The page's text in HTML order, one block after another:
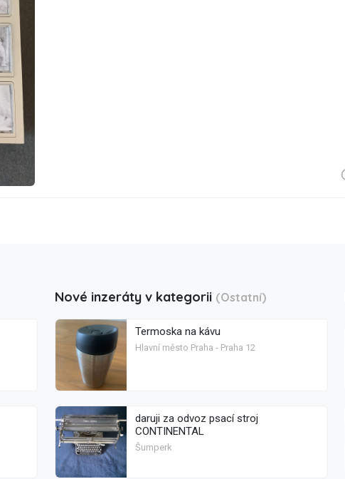
Nové inzeráty v kategorii (Ostatní)
Termoska na kávu
Hlavní město Praha - Praha 12
daruji za odvoz psací stroj
CONTINENTAL
Šumperk